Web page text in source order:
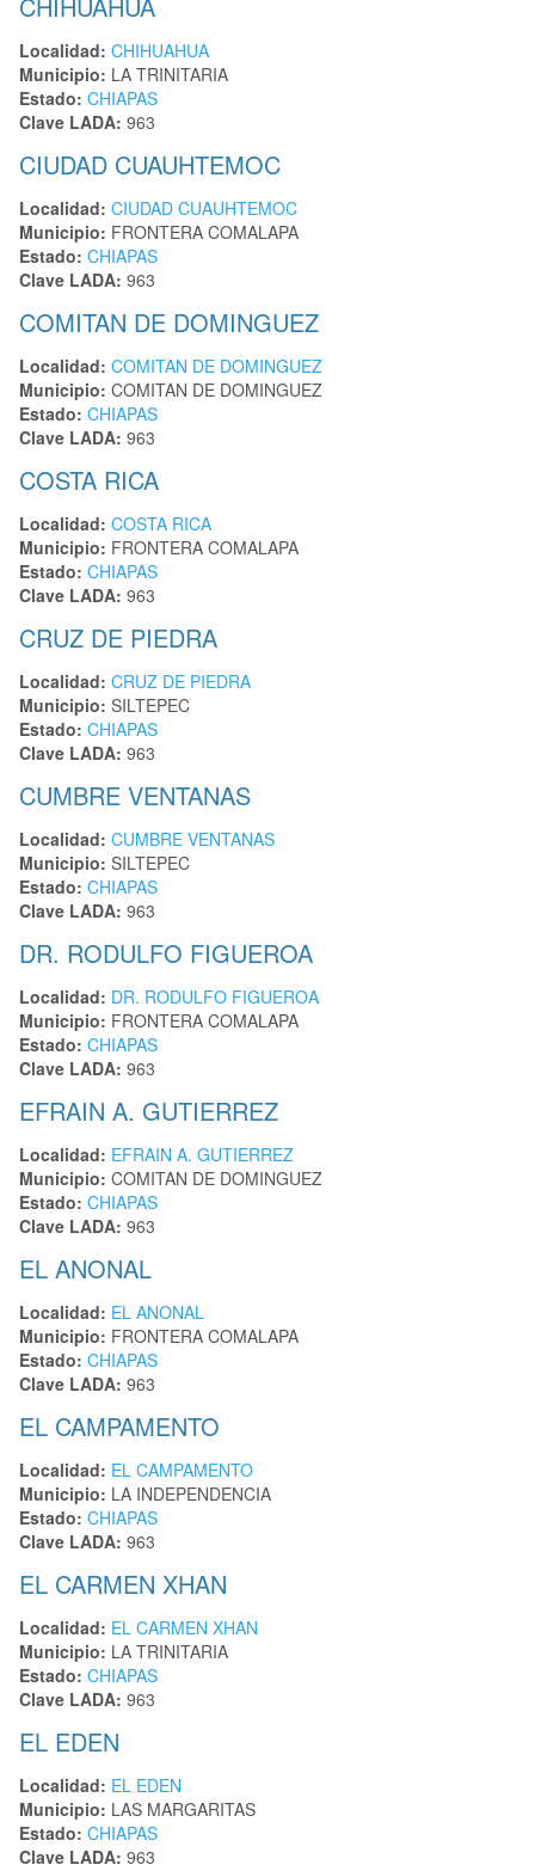
CHIHUAHUA
Localidad: CHIHUAHUA
Municipio: LA TRINITARIA
Estado: CHIAPAS
Clave LADA: 963
CIUDAD CUAUHTEMOC
Localidad: CIUDAD CUAUHTEMOC
Municipio: FRONTERA COMALAPA
Estado: CHIAPAS
Clave LADA: 963
COMITAN DE DOMINGUEZ
Localidad: COMITAN DE DOMINGUEZ
Municipio: COMITAN DE DOMINGUEZ
Estado: CHIAPAS
Clave LADA: 963
COSTA RICA
Localidad: COSTA RICA
Municipio: FRONTERA COMALAPA
Estado: CHIAPAS
Clave LADA: 963
CRUZ DE PIEDRA
Localidad: CRUZ DE PIEDRA
Municipio: SILTEPEC
Estado: CHIAPAS
Clave LADA: 963
CUMBRE VENTANAS
Localidad: CUMBRE VENTANAS
Municipio: SILTEPEC
Estado: CHIAPAS
Clave LADA: 963
DR. RODULFO FIGUEROA
Localidad: DR. RODULFO FIGUEROA
Municipio: FRONTERA COMALAPA
Estado: CHIAPAS
Clave LADA: 963
EFRAIN A. GUTIERREZ
Localidad: EFRAIN A. GUTIERREZ
Municipio: COMITAN DE DOMINGUEZ
Estado: CHIAPAS
Clave LADA: 963
EL ANONAL
Localidad: EL ANONAL
Municipio: FRONTERA COMALAPA
Estado: CHIAPAS
Clave LADA: 963
EL CAMPAMENTO
Localidad: EL CAMPAMENTO
Municipio: LA INDEPENDENCIA
Estado: CHIAPAS
Clave LADA: 963
EL CARMEN XHAN
Localidad: EL CARMEN XHAN
Municipio: LA TRINITARIA
Estado: CHIAPAS
Clave LADA: 963
EL EDEN
Localidad: EL EDEN
Municipio: LAS MARGARITAS
Estado: CHIAPAS
Clave LADA: 963